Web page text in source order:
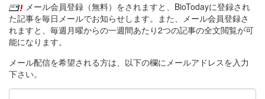
メール会員登録（無料）をされますと、BioTodayに登録され
た記事を毎日メールでお知らせします。また、メール会員登録さ
れますと、毎週月曜からの一週間あたり2つの記事の全文閲覧が可
能になります。
メール配信を希望される方は、以下の欄にメールアドレスを入力
下さい。